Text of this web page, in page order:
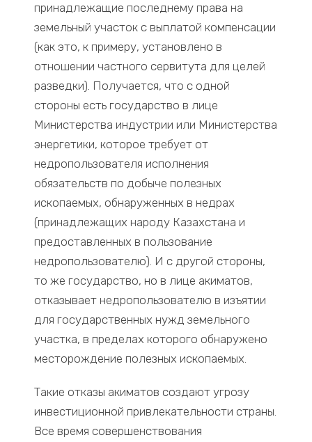
принадлежащие последнему права на
земельный участок с выплатой компенсации
(как это, к примеру, установлено в
отношении частного сервитута для целей
разведки). Получается, что с одной
стороны есть государство в лице
Министерства индустрии или Министерства
энергетики, которое требует от
недропользователя исполнения
обязательств по добыче полезных
ископаемых, обнаруженных в недрах
(принадлежащих народу Казахстана и
предоставленных в пользование
недропользователю). И с другой стороны,
то же государство, но в лице акиматов,
отказывает недропользователю в изъятии
для государственных нужд земельного
участка, в пределах которого обнаружено
месторождение полезных ископаемых.
Такие отказы акиматов создают угрозу
инвестиционной привлекательности страны.
Все время совершенствования